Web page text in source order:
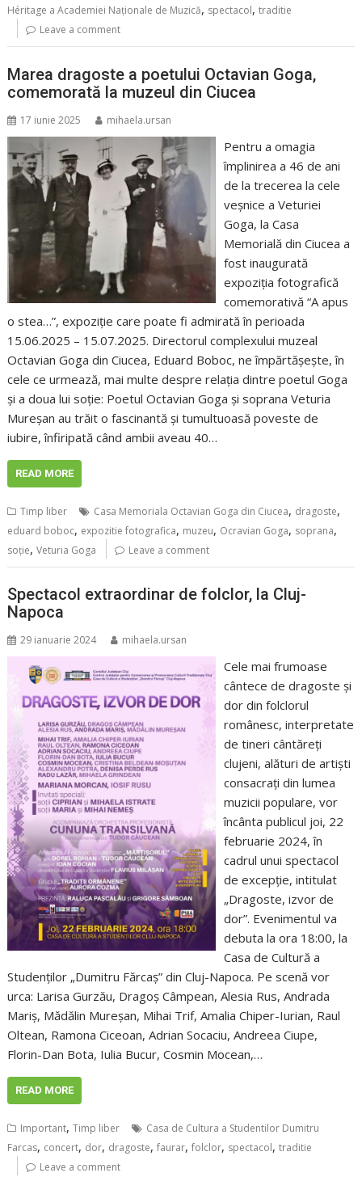
Héritage a Academiei Naționale de Muzică, spectacol,traditie
Leave a comment
Marea dragoste a poetului Octavian Goga,
comemorată la muzeul din Ciucea
17 iunie 2025 mihaela.ursan
Pentru a omagia
împlinirea a 46 de ani
de la trecerea la cele
veșnice a Veturiei
Goga, la Casa
Memorială din Ciucea a
fost inaugurată
expoziția fotografică
comemorativă “A apus
o stea…”, expoziție care poate fi admirată în perioada
15.06.2025 – 15.07.2025. Directorul complexului muzeal
Octavian Goga din Ciucea, Eduard Boboc, ne împărtășește, în
cele ce urmează, mai multe despre relația dintre poetul Goga
și a doua lui soție: Poetul Octavian Goga şi soprana Veturia
Mureşan au trăit o fascinantă și tumultuoasă poveste de
iubire, înfiripată când ambii aveau 40…
READ MORE
Timp liber Casa Memoriala Octavian Goga din Ciucea, dragoste,
eduard boboc, expozitie fotografica, muzeu, Ocravian Goga, soprana,
soție,Veturia Goga Leave a comment
Spectacol extraordinar de folclor, la Cluj-
Napoca
29 ianuarie 2024 mihaela.ursan
Cele mai frumoase
cântece de dragoste și
dor din folclorul
românesc, interpretate
de tineri cântăreți
clujeni, alături de artiști
consacrați din lumea
muzicii populare, vor
încânta publicul joi, 22
februarie 2024, în
cadrul unui spectacol
de excepție, intitulat
„Dragoste, izvor de
dor”. Evenimentul va
debuta la ora 18:00, la
Casa de Cultură a
Studenților „Dumitru Fărcaș” din Cluj-Napoca. Pe scenă vor
urca: Larisa Gurzău, Dragoș Câmpean, Alesia Rus, Andrada
Mariș, Mădălin Mureșan, Mihai Trif, Amalia Chiper-Iurian, Raul
Oltean, Ramona Ciceoan, Adrian Socaciu, Andreea Ciupe,
Florin-Dan Bota, Iulia Bucur, Cosmin Mocean,…
READ MORE
Important,Timp liber
Casa de Cultura a Studentilor Dumitru
Farcas, concert, dor, dragoste,faurar,folclor, spectacol,traditie
Leave a comment